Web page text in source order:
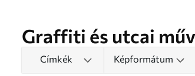
Graffiti és utcai
Címkék Képformátum